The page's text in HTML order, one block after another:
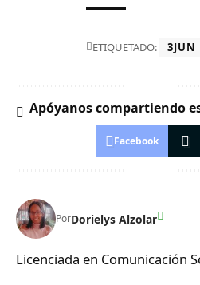
ETIQUETADO: 3JUN
Apóyanos compartiendo
Facebook
PorDorielys Alzolar
Licenciada en Comunicación